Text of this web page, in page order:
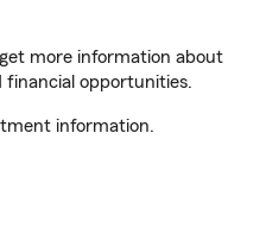
more information about
opportunities.
information.